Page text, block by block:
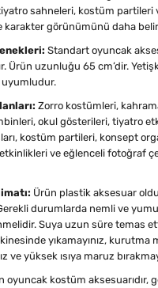
sahneleri, kostüm partileri
karakter görünümünü daha
Standart oyuncak
Ürün uzunluğu 65 cm’dir.
uyumludur.
Zorro kostümleri,
okul gösterileri, tiyatro
kostüm partileri, konsept
ve eğlenceli fotoğraf
Ürün plastik aksesuar
durumlarda nemli ve
Suya uzun süre temas
yıkamayınız, kurutma
ve yüksek ısıya maruz
oyuncak kostüm aksesuarıdır,